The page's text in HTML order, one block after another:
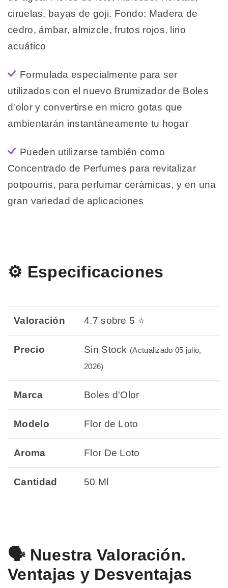
ciruelas, bayas de goji. Fondo: Madera de
cedro, ámbar, almizcle, frutos rojos, lirio
acuático
Formulada especialmente para ser
utilizados con el nuevo Brumizador de Boles
d'olor y convertirse en micro gotas que
ambientarán instantáneamente tu hogar
Pueden utilizarse también como
Concentrado de Perfumes para revitalizar
potpourris, para perfumar cerámicas, y en una
gran variedad de aplicaciones
⚙️ Especificaciones
Valoración 4.7 sobre 5 ⭐
Precio Sin Stock (Actualizado 05 julio,
2026)
Marca Boles d'Olor
Modelo Flor de Loto
Aroma Flor De Loto
Cantidad 50 Ml
🗣️ Nuestra Valoración.
Ventajas y Desventajas